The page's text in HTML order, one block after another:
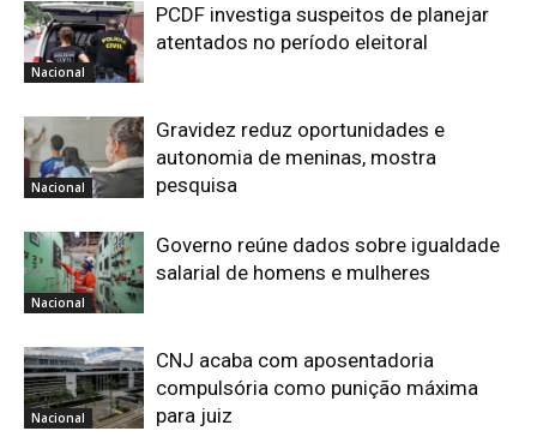
Nacional
PCDF investiga suspeitos de planejar
atentados no período eleitoral
Nacional
Gravidez reduz oportunidades e
autonomia de meninas, mostra
pesquisa
Nacional
Governo reúne dados sobre igualdade
salarial de homens e mulheres
Nacional
CNJ acaba com aposentadoria
compulsória como punição máxima
para juiz